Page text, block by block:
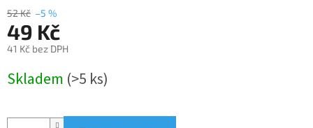
52 Kč –5 %
49 Kč
41 Kč bez DPH
cena:
Skladem (>5 ks)